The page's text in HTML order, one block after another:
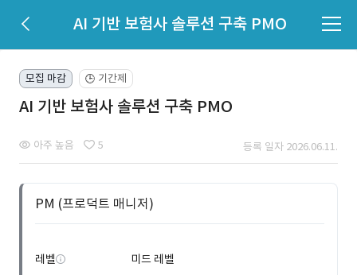
AI 기반 보험사 솔루션 구축 PMO
모집 마감 🕒 기간제
AI 기반 보험사 솔루션 구축 PMO
아주 높음 5 등록 일자 2026.06.11.
PM (프로덕트 매니저)
레벨
미드 레벨